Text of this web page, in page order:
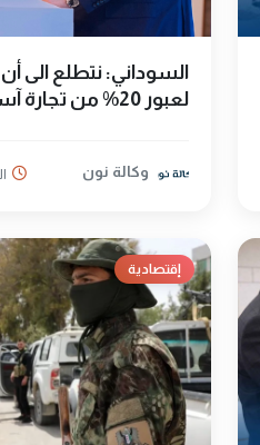
السوداني: نتطلع الى
لعبور 20% من تجارة آسيا إلى أوروبا (فيديو)
وكالة نون
إقتصادية